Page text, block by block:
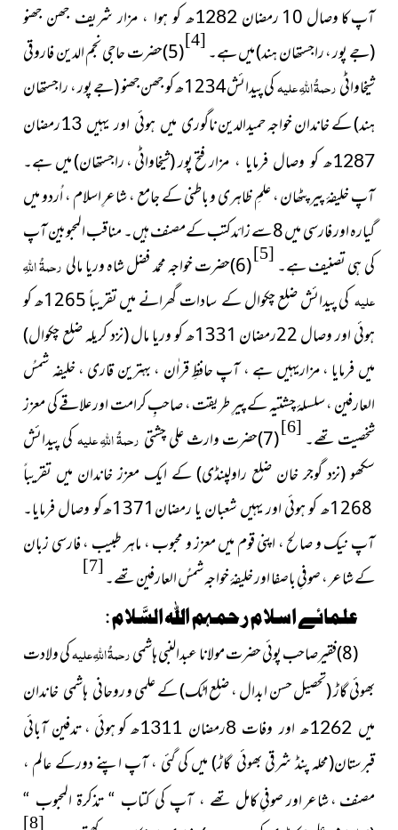
آپ کا وصال 10
رمضان 1282ھ کو ہوا ، مزار شریف جھن جھنو
(جے پور ، راجستھانہند)میں ہے۔ [4]
(5)حضرت حاجی نجم الدین فاروقی
شیخاواٹیرحمۃُ اللہِ علیہکی پیدائش1234ھ کو جھن جھنو
(جے پور ، راجستھان
ہند)کے خاندان خواجہ حمیدالدین
ناگوری میں ہوئی اور یہیں 13رمضان
1287ھ کو وصال فرمایا ،
مزار فتح پور(شیخاواٹی ، راجستھان)میں ہے۔
آپ خلیفۂ پیر پٹھان ، علمِ ظاہری و باطنی کے جامع ، شاعرِ اسلام ، اُردو میں
گیارہ اور فارسی میں 8 سے زائدکتب کےمصنف ہیں۔ مناقب المحبوبین آپ
کی ہی تصنیف ہے۔ [5](6)حضرت خواجہ محمد فضل شاہ وریا مالی
رحمۃُ اللہِ
علیہ
کی پیدائش ضلع چکوال کے سادات گھرانے میں تقریباً 1265ھ کو
ہوئی اور وصال 22رمضان 1331ھ کو وریا مال
(نزد کریلہ ضلع چکوال)
میں فرمایا ، مزاریہیں ہے ، آپ حافظِ قراٰن ، بہترین قاری ، خلیفہ شمسُ
العارفین ، سلسلۂ چشتیہ کے پیرِ طریقت ، صاحبِ کرامت اور علاقے کی معزز
شخصیت تھے۔ [6](7)حضرت وارث علی چشتی رحمۃُ اللہِ علیہکی پیدائش
سکھو(نزد گوجر خان ضلع راولپنڈی)کے ایک معزز خاندان میں تقریباً
1268ھ کو ہوئی اور یہیں شعبان یا رمضان1371ھ کو وصال فرمایا۔
آپ نیک و صالح ، اپنی قوم میں معزز و محبوب ، ماہر طبیب ، فارسی زبان
کے شاعر ، صوفیِ باصفا اور خلیفۂ خواجہ شمسُ العارفین تھے۔[7]
علمائے اسلام رحمہم اللہ السَّلام :
(8)فقیرصاحب پوئی حضرت مولانا عبدالنبی ہاشمی رحمۃُ اللہِ علیہکی ولادت
بھوئی گاڑ(تحصیل حسن ابدال ، ضلع اٹک)کے علمی وروحانی ہاشمی خاندان
میں 1262ھ اور وفات 8رمضان 1311ھ
کو ہوئی ، تدفین آبائی
قبرستان(محلہ پنڈ شرقی بھوئی گاڑ)میں کی گئی ، آپ اپنے دورکے عالم ،
مصنف ، شاعر اور صوفیِکامل تھے ، آپ کی کتاب “ تذکرۃ المحبوب “
[8]